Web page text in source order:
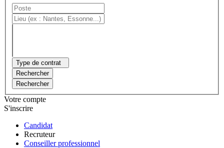
Type de contrat
Rechercher
Rechercher
Votre compte
S'inscrire
Candidat
Recruteur
Conseiller professionnel